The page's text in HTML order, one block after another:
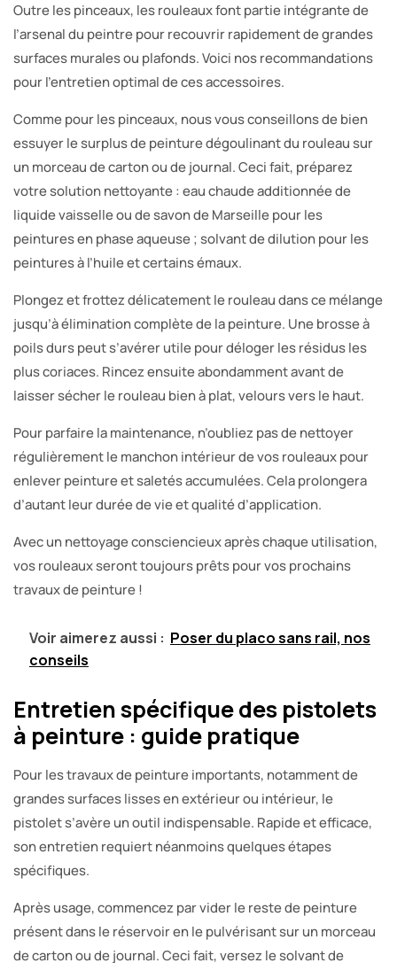
Outre les pinceaux, les rouleaux font partie intégrante de
l’arsenal du peintre pour recouvrir rapidement de grandes
surfaces murales ou plafonds. Voici nos recommandations
pour l’entretien optimal de ces accessoires.
Comme pour les pinceaux, nous vous conseillons de bien
essuyer le surplus de peinture dégoulinant du rouleau sur
un morceau de carton ou de journal. Ceci fait, préparez
votre solution nettoyante : eau chaude additionnée de
liquide vaisselle ou de savon de Marseille pour les
peintures en phase aqueuse ; solvant de dilution pour les
peintures à l’huile et certains émaux.
Plongez et frottez délicatement le rouleau dans ce mélange
jusqu’à élimination complète de la peinture. Une brosse à
poils durs peut s’avérer utile pour déloger les résidus les
plus coriaces. Rincez ensuite abondamment avant de
laisser sécher le rouleau bien à plat, velours vers le haut.
Pour parfaire la maintenance, n’oubliez pas de nettoyer
régulièrement le manchon intérieur de vos rouleaux pour
enlever peinture et saletés accumulées. Cela prolongera
d’autant leur durée de vie et qualité d’application.
Avec un nettoyage consciencieux après chaque utilisation,
vos rouleaux seront toujours prêts pour vos prochains
travaux de peinture !
Voir aimerez aussi : Poser du placo sans rail, nos
conseils
Entretien spécifique des pistolets
à peinture : guide pratique
Pour les travaux de peinture importants, notamment de
grandes surfaces lisses en extérieur ou intérieur, le
pistolet s’avère un outil indispensable. Rapide et efficace,
son entretien requiert néanmoins quelques étapes
spécifiques.
Après usage, commencez par vider le reste de peinture
présent dans le réservoir en le pulvérisant sur un morceau
de carton ou de journal. Ceci fait, versez le solvant de